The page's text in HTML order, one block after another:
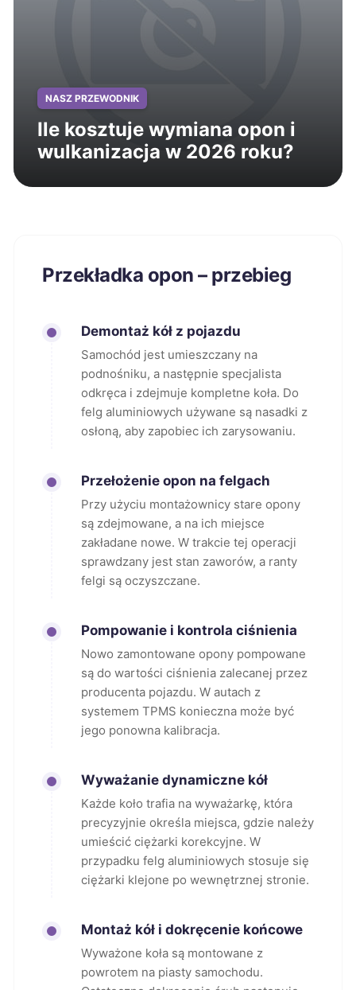
NASZ PRZEWODNIK
Ile kosztuje wymiana opon i
wulkanizacja w 2026 roku?
Przekładka opon – przebieg
Demontaż kół z pojazdu
Samochód jest umieszczany na
podnośniku, a następnie specjalista
odkręca i zdejmuje kompletne koła. Do
felg aluminiowych używane są nasadki z
osłoną, aby zapobiec ich zarysowaniu.
Przełożenie opon na felgach
Przy użyciu montażownicy stare opony
są zdejmowane, a na ich miejsce
zakładane nowe. W trakcie tej operacji
sprawdzany jest stan zaworów, a ranty
felgi są oczyszczane.
Pompowanie i kontrola ciśnienia
Nowo zamontowane opony pompowane
są do wartości ciśnienia zalecanej przez
producenta pojazdu. W autach z
systemem TPMS konieczna może być
jego ponowna kalibracja.
Wyważanie dynamiczne kół
Każde koło trafia na wyważarkę, która
precyzyjnie określa miejsca, gdzie należy
umieścić ciężarki korekcyjne. W
przypadku felg aluminiowych stosuje się
ciężarki klejone po wewnętrznej stronie.
Montaż kół i dokręcenie końcowe
Wyważone koła są montowane z
powrotem na piasty samochodu.